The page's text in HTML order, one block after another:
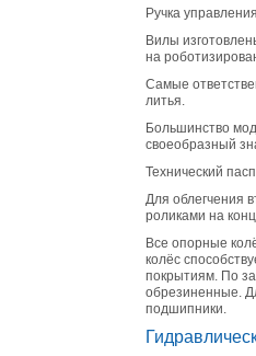
Ручка
Вилы
на
Самые
литья.
Большинство
своеобразный
Технический
Для облегчения
роликами на
Все опорные
колёс
покрытиям. По
обрезиненные.
подшипники.